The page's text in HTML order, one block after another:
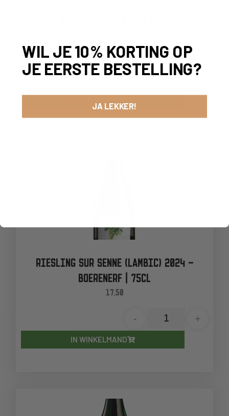
25,00
- +
RIESLING SUR SENNE (LAMBIC) 2024 –
BOERENERF | 75CL
17,50
- +
IN WINKELMAND
WIL JE 10% KORTING OP
JE EERSTE BESTELLING?
JA LEKKER!